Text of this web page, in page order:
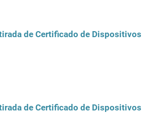
de Certificado de Dispositivos
de Certificado de Dispositivos